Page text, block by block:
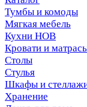
Тумбы и комоды
Мягкая мебель
Кухни НОВ
Кровати и
Столы
Стулья
Шкафы и
Хранение